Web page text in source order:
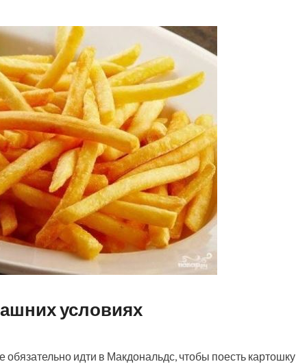
условиях
идти в Макдональдс, чтобы поесть картошку